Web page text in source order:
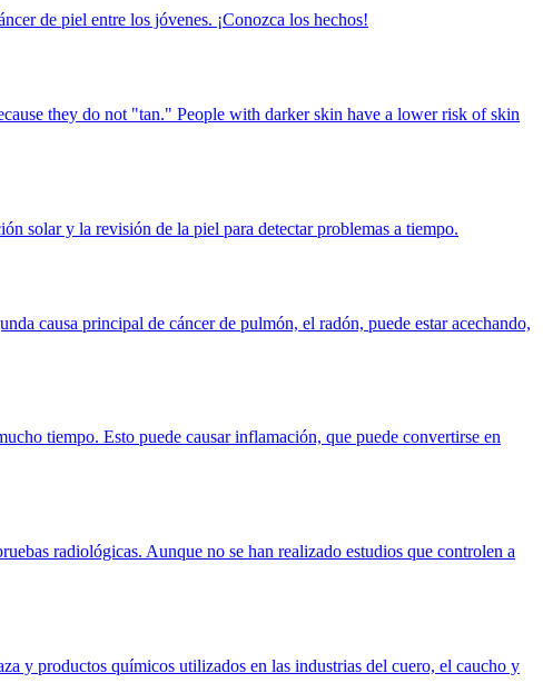
de piel entre los jóvenes. ¡Conozca los hechos!
they do not "tan." People with darker skin have a lower risk of skin
solar y la revisión de la piel para detectar problemas a tiempo.
causa principal de cáncer de pulmón, el radón, puede estar acechando,
tiempo. Esto puede causar inflamación, que puede convertirse en
radiológicas. Aunque no se han realizado estudios que controlen a
y productos químicos utilizados en las industrias del cuero, el caucho y